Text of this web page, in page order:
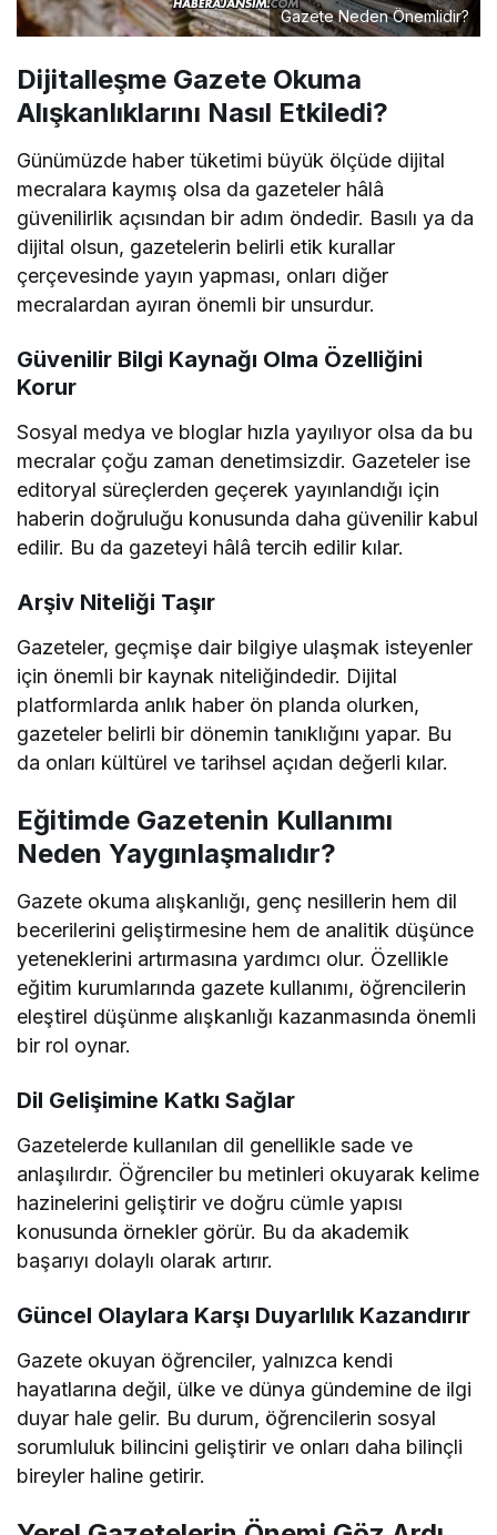
Gazete Neden Önemlidir?
Dijitalleşme Gazete Okuma
Alışkanlıklarını Nasıl Etkiledi?
Günümüzde haber tüketimi büyük ölçüde dijital
mecralara kaymış olsa da gazeteler hâlâ
güvenilirlik açısından bir adım öndedir. Basılı ya da
dijital olsun, gazetelerin belirli etik kurallar
çerçevesinde yayın yapması, onları diğer
mecralardan ayıran önemli bir unsurdur.
Güvenilir Bilgi Kaynağı Olma Özelliğini
Korur
Sosyal medya ve bloglar hızla yayılıyor olsa da bu
mecralar çoğu zaman denetimsizdir. Gazeteler ise
editoryal süreçlerden geçerek yayınlandığı için
haberin doğruluğu konusunda daha güvenilir kabul
edilir. Bu da gazeteyi hâlâ tercih edilir kılar.
Arşiv Niteliği Taşır
Gazeteler, geçmişe dair bilgiye ulaşmak isteyenler
için önemli bir kaynak niteliğindedir. Dijital
platformlarda anlık haber ön planda olurken,
gazeteler belirli bir dönemin tanıklığını yapar. Bu
da onları kültürel ve tarihsel açıdan değerli kılar.
Eğitimde Gazetenin Kullanımı
Neden Yaygınlaşmalıdır?
Gazete okuma alışkanlığı, genç nesillerin hem dil
becerilerini geliştirmesine hem de analitik düşünce
yeteneklerini artırmasına yardımcı olur. Özellikle
eğitim kurumlarında gazete kullanımı, öğrencilerin
eleştirel düşünme alışkanlığı kazanmasında önemli
bir rol oynar.
Dil Gelişimine Katkı Sağlar
Gazetelerde kullanılan dil genellikle sade ve
anlaşılırdır. Öğrenciler bu metinleri okuyarak kelime
hazinelerini geliştirir ve doğru cümle yapısı
konusunda örnekler görür. Bu da akademik
başarıyı dolaylı olarak artırır.
Güncel Olaylara Karşı Duyarlılık Kazandırır
Gazete okuyan öğrenciler, yalnızca kendi
hayatlarına değil, ülke ve dünya gündemine de ilgi
duyar hale gelir. Bu durum, öğrencilerin sosyal
sorumluluk bilincini geliştirir ve onları daha bilinçli
bireyler haline getirir.